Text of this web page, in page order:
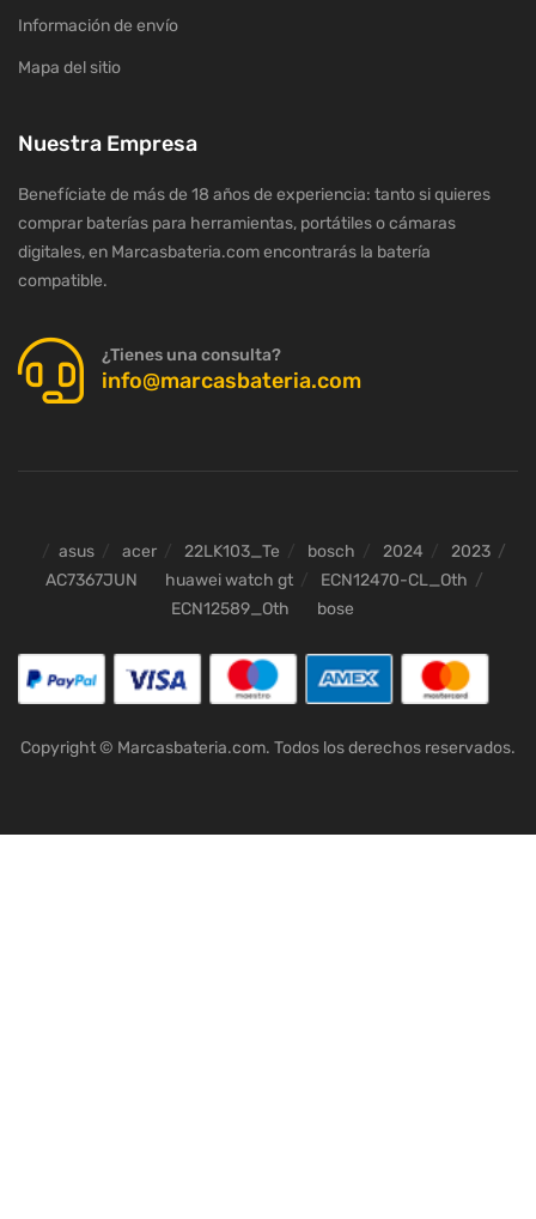
Información de envío
Mapa del sitio
Nuestra Empresa
Benefíciate de más de 18 años de experiencia: tanto si quieres
comprar baterías para herramientas, portátiles o cámaras
digitales, en Marcasbateria.com encontrarás la batería
compatible.
¿Tienes una consulta?
info@marcasbateria.com
asus acer 22LK103_Te bosch 2024
2023
AC7367JUN
huawei watch gt
ECN12470-CL_Oth
ECN12589_Oth
bose
Copyright © Marcasbateria.com. Todos los derechos reservados.